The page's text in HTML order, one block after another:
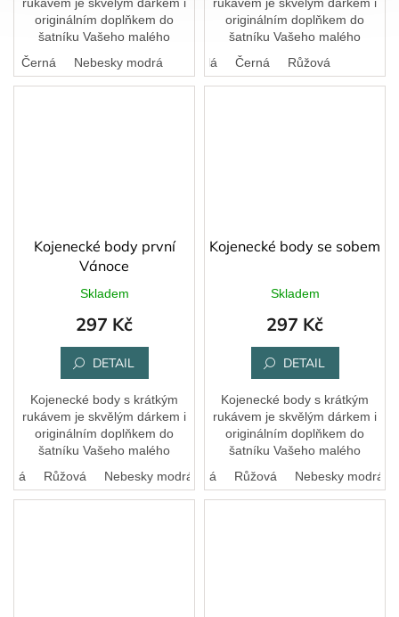
originálním doplňkem do
šatníku Vašeho malého
Černá Nebesky modrá
originálním doplňkem do
šatníku Vašeho malého
Bílá Černá Růžová
Kojenecké body první
Vánoce
Skladem
297 Kč
DETAIL
Kojenecké body s krátkým
rukávem je skvělým dárkem i
originálním doplňkem do
šatníku Vašeho malého
Růžová Nebesky modrá
Kojenecké body se sobem
Skladem
297 Kč
DETAIL
Kojenecké body s krátkým
rukávem je skvělým dárkem i
originálním doplňkem do
šatníku Vašeho malého
Bílá Černá Růžová Nebesky modrá